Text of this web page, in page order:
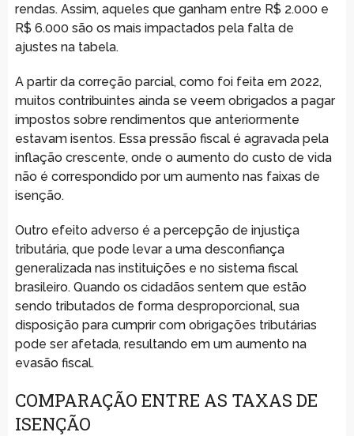
rendas. Assim, aqueles que ganham entre R$ 2.000 e
R$ 6.000 são os mais impactados pela falta de
ajustes na tabela.
A partir da correção parcial, como foi feita em 2022,
muitos contribuintes ainda se veem obrigados a pagar
impostos sobre rendimentos que anteriormente
estavam isentos. Essa pressão fiscal é agravada pela
inflação crescente, onde o aumento do custo de vida
não é correspondido por um aumento nas faixas de
isenção.
Outro efeito adverso é a percepção de injustiça
tributária, que pode levar a uma desconfiança
generalizada nas instituições e no sistema fiscal
brasileiro. Quando os cidadãos sentem que estão
sendo tributados de forma desproporcional, sua
disposição para cumprir com obrigações tributárias
pode ser afetada, resultando em um aumento na
evasão fiscal.
COMPARAÇÃO ENTRE AS TAXAS DE
ISENÇÃO